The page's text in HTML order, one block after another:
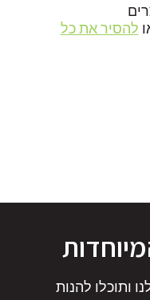
להסיר את כל
ותוכלו להנות